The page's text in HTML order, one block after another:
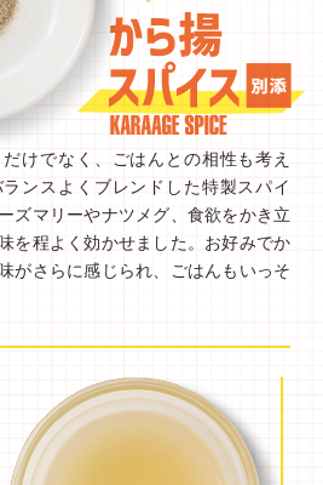
けでなく、ごはんとの相性も考え
ンスよくブレンドした特製スパイ
ズマリーやナツメグ、食欲をかき立
を程よく効かせました。お好みでか
がさらに感じられ、ごはんもいっそ